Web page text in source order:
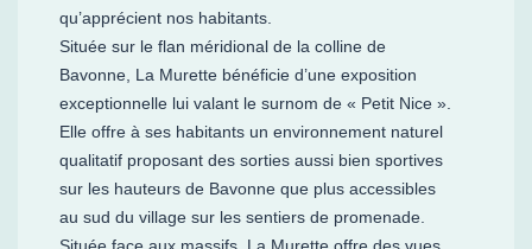
qu’apprécient nos habitants.
Située sur le flan méridional de la colline de
Bavonne, La Murette bénéficie d’une exposition
exceptionnelle lui valant le surnom de « Petit Nice ».
Elle offre à ses habitants un environnement naturel
qualitatif proposant des sorties aussi bien sportives
sur les hauteurs de Bavonne que plus accessibles
au sud du village sur les sentiers de promenade.